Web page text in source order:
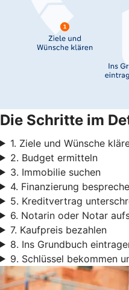
Die Schritte im
1. Ziele und Wünsche
2. Budget ermitteln
3. Immobilie suchen
4. Finanzierung
5. Kreditvertrag
6. Notarin oder Notar
7. Kaufpreis bezahlen
8. Ins Grundbuch
9. Schlüssel bekommen